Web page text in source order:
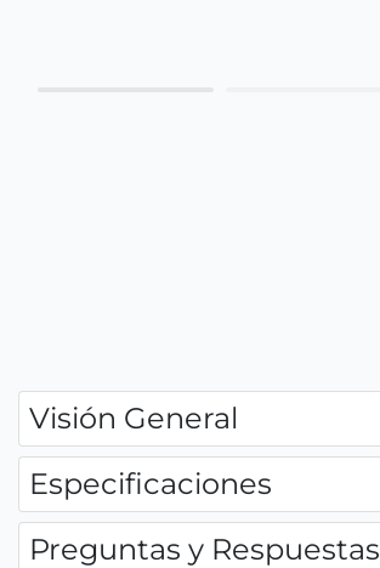
Visión General
Especificaciones
Preguntas y Respuestas